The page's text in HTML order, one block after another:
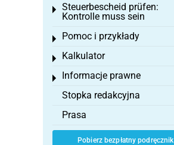
Steuerbescheid prüfen:
Kontrolle muss sein
Toggle menu
Pomoc i przykłady
Toggle menu
Kalkulator
Toggle menu
Informacje prawne
Toggle menu
Stopka redakcyjna
Prasa
Pobierz bezpłatny podręcznik